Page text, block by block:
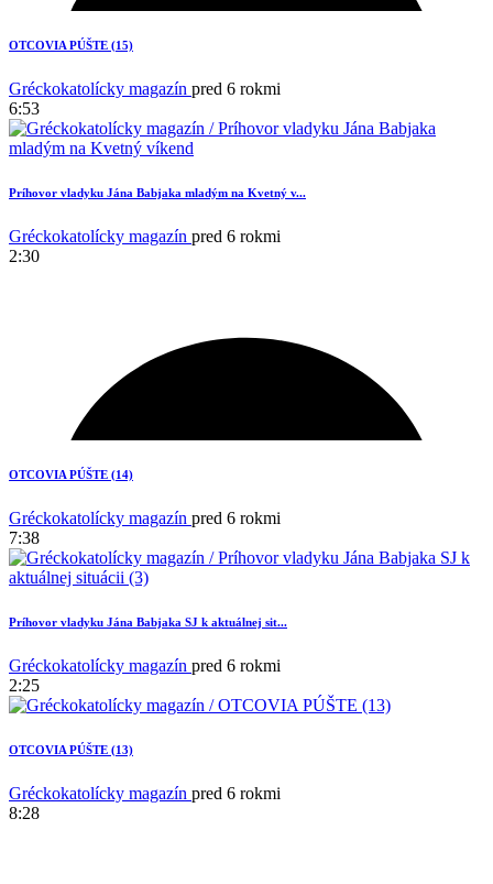
OTCOVIA PÚŠTE (15)
Gréckokatolícky magazín pred 6 rokmi
6:53
Príhovor vladyku Jána Babjaka mladým na Kvetný v...
Gréckokatolícky magazín pred 6 rokmi
2:30
1
OTCOVIA PÚŠTE (14)
Gréckokatolícky magazín pred 6 rokmi
7:38
Príhovor vladyku Jána Babjaka SJ k aktuálnej sit...
Gréckokatolícky magazín pred 6 rokmi
2:25
OTCOVIA PÚŠTE (13)
Gréckokatolícky magazín pred 6 rokmi
8:28